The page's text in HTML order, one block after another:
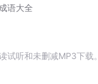
语大全
听和未删减MP3下载。